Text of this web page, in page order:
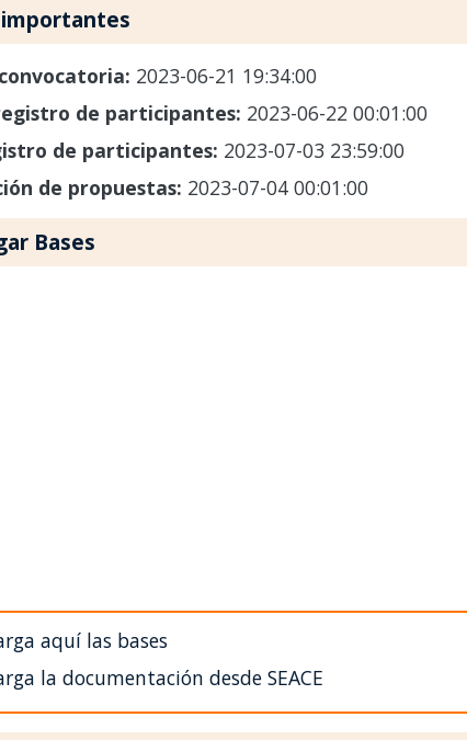
importantes
2023-06-21 19:34:00
de participantes: 2023-06-22 00:01:00
de participantes: 2023-07-03 23:59:00
de propuestas: 2023-07-04 00:01:00
Bases
aquí las bases
la documentación desde SEACE